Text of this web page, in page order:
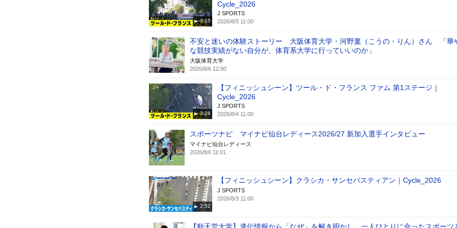
3:15
Cycle_2026
J SPORTS
2026/8/5 11:00
不安と迷いの体験ストーリー 大阪体育大学・河野稟（こうの・りん）さん 「華
な競技実績がない自分が、体育系大学に行っていいのか」
大阪体育大学
2026/8/6 12:00
3:28
【フィニッシュシーン】ツール・ド・フランス ファム 第1ステージ｜
Cycle_2026
J SPORTS
2026/8/4 11:00
スポーツナビ マイナビ仙台レディース2026/27 新加入選手インタビュー
マイナビ仙台レディース
2026/8/6 11:01
2:52
【フィニッシュシーン】クラシカ・サンセバスティアン｜Cycle_2026
J SPORTS
2026/8/3 11:00